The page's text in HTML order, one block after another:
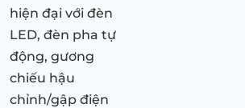
hiện đại với đèn
LED, đèn pha tự
động, gương
chiếu hậu
chỉnh/gập điện